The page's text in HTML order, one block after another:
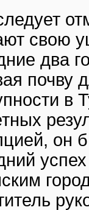
свою
два
почву
в
он